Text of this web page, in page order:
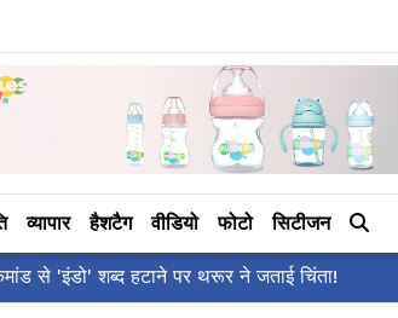
व्यापार हैशटैग वीडियो फोटो सिटीजन
का मज़ाकिया जवाब!